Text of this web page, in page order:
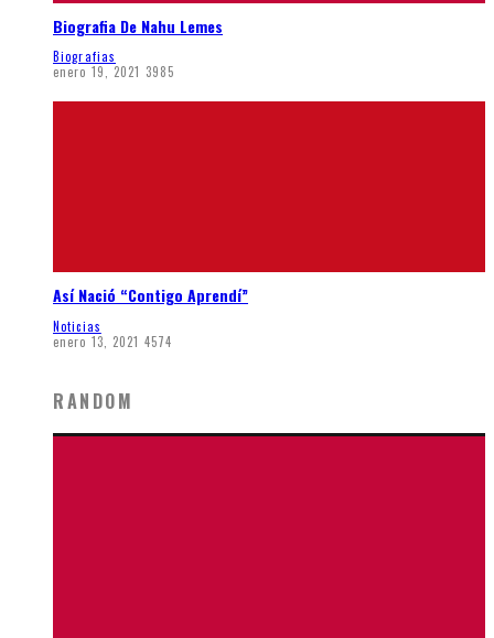
Biografia De Nahu Lemes
Biografias
enero 19, 2021 3985
Así Nació “Contigo Aprendí”
Noticias
enero 13, 2021 4574
RANDOM